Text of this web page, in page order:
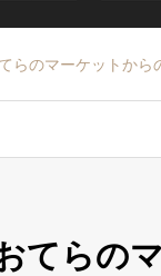
らのマーケットから
てらの